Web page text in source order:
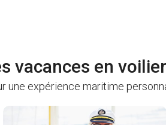
vacances en
une expérience maritime